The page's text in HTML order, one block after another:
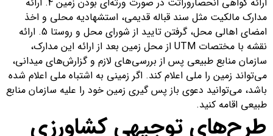
مدارک مالکیت مثل سند قباله قدیمی، استشهادیه محلی و اخذ
امضای اهالی محل، گرفتن تایید از شورای محل و روستا 5. ارائه
نقشه با مختصات UTM از محل زمین بعد از ارائه این مدارک،
سازمان منابع طبیعی پس از بررسی‌های لازم و گزارش‌های میدانی،
می‌تواند زمین را ملی اعلام کند. اگر زمینی به اشتباه ملی اعلام شده
باشد، می‌توانید دعوی باز پس گیری زمین خود را علیه سازمان منابع
طبیعی اقامه کنید.
طرح‌های توجیهی کشاورزی